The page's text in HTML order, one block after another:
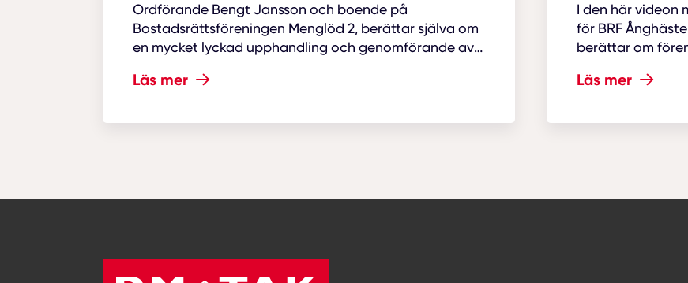
Ordförande Bengt Jansson och boende på
Bostadsrättsföreningen Menglöd 2, berättar själva om
en mycket lyckad upphandling och genomförande av
av DM TAK. Ordförande tipsar om att använda
Läs mer
I den här videon
för BRF
berättar om
Läs mer